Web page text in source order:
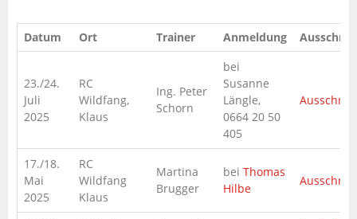
Datum Ort Trainer Anmeldung
23./24.
Juli
2025
RC
Wildfang,
Klaus
Ing. Peter
Schorn
bei
Susanne
Längle,
0664 20 50
405
17./18.
Mai
2025
RC
Wildfang
Klaus
Martina
Brugger
bei Thomas
Hilbe